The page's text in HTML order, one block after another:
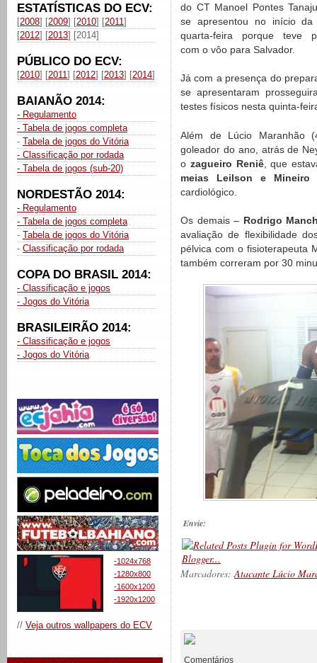
ESTATÍSTICAS DO ECV:
[2008] [2009] [2010] [2011]
[2012] [2013] [2014]
PÚBLICO DO ECV:
[2010] [2011] [2012] [2013] [2014]
BAIANÃO 2014:
- Regulamento
- Tabela de jogos completa
- Tabela de jogos do Vitória
- Classificação por rodada
- Tabela de jogos (sub-20)
NORDESTÃO 2014:
- Regulamento
- Tabela de jogos completa
- Tabela de jogos do Vitória
- Classificação por rodada
COPA DO BRASIL 2014:
- Classificação e jogos
- Jogos do Vitória
BRASILEIRÃO 2014:
- Classificação e jogos
- Jogos do Vitória
-1024x768
-1280x800
-1600x1200
-1920x1200
// Veja outros wallpapers do ECV
do CT Manoel Pontes
se apresentou no início
quarta-feira porque teve
com o vôo para Salvador.
Já com a presença do
se apresentaram
testes físicos nesta quinta-
Além de Lúcio Maranhão
goleador do ano, atrás de
o zagueiro Reniê, que
meias Leilson e
cardiológico.
Os demais – Rodrigo
avaliação de flexibilidade
pélvica com o fisioterapeuta
também correram por 30
Envie:
Marcadores:Atacante Lúcio
Comentários